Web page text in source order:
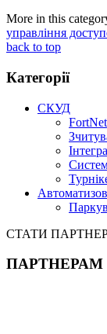
More in this
управління
back to top
Категорії
СКУД
FortNet
СТАТИ
ПАРТНЕРАМ